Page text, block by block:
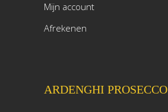
Mijn account
Afrekenen
ARDENGHI PROSECCO